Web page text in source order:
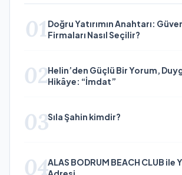
01 Doğru Yatırımın Anahtarı:
Firmaları Nasıl Seçilir?
02Helin’den Güçlü Bir Yorum,
Hikâye: “İmdat”
03Sıla Şahin kimdir?
04ALAS BODRUM BEACH CLUB ile